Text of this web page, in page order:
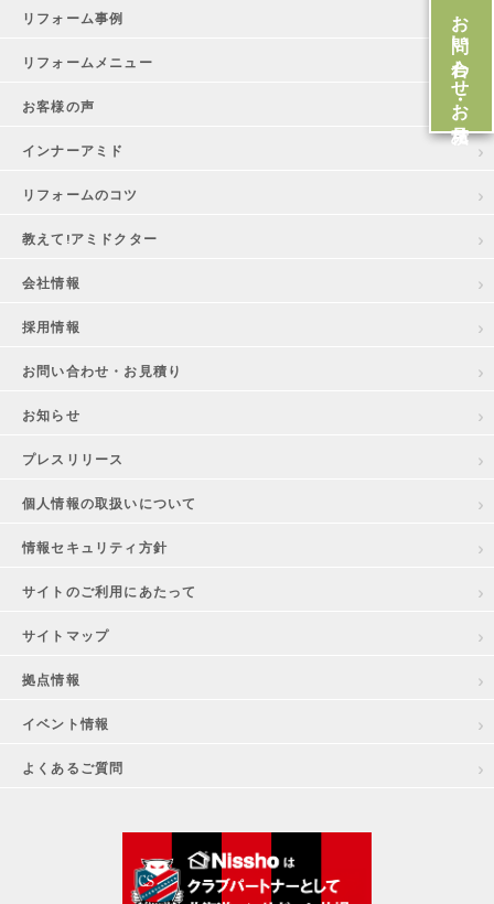
リフォーム事例
リフォームメニュー
お客様の声
インナーアミド
リフォームのコツ
教えて!アミドクター
会社情報
採用情報
お問い合わせ・お見積り
お知らせ
プレスリリース
個人情報の取扱いについて
情報セキュリティ方針
サイトのご利用にあたって
サイトマップ
拠点情報
イベント情報
よくあるご質問
お問い合わせ・お見積